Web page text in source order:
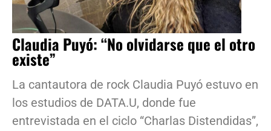
Claudia Puyó: “No olvidarse que el otro
existe”
La cantautora de rock Claudia Puyó estuvo en
los estudios de DATA.U, donde fue
entrevistada en el ciclo “Charlas Distendidas”,